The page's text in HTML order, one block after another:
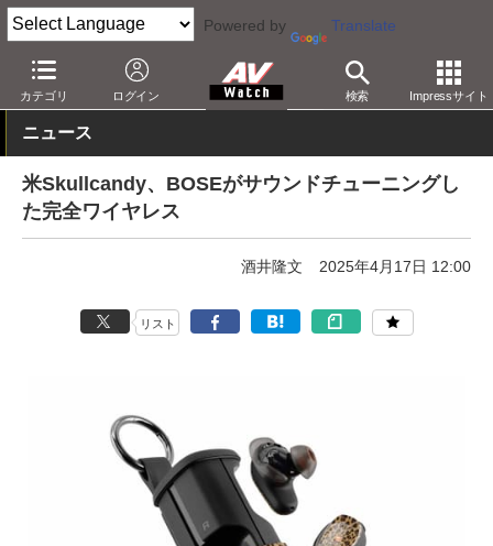
Powered by Translate
カテゴリ ログイン 検索 Impressサイト
AV Watch 製品 ヘッドフォン その他
ニュース
米Skullcandy、BOSEがサウンドチューニングし
た完全ワイヤレス
酒井隆文 2025年4月17日 12:00
リスト